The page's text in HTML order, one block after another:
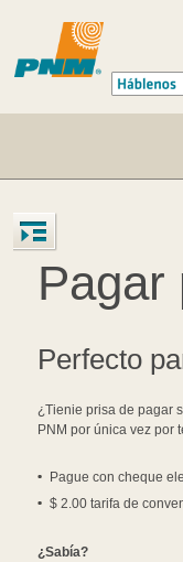
Pagar
Perfecto
¿Tienie prisa de pagar
PNM por única vez por
Pague con cheque
$ 2.00 tarifa de
¿Sabía?